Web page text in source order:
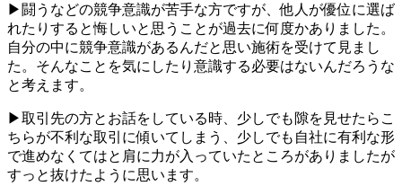
▶闘うなどの競争意識が苦手な方ですが、他人が優位に選ば
れたりすると悔しいと思うことが過去に何度かありました。
自分の中に競争意識があるんだと思い施術を受けて見まし
た。そんなことを気にしたり意識する必要はないんだろうな
と考えます。
▶取引先の方とお話をしている時、少しでも隙を見せたらこ
ちらが不利な取引に傾いてしまう、少しでも自社に有利な形
で進めなくてはと肩に力が入っていたところがありましたが
すっと抜けたように思います。